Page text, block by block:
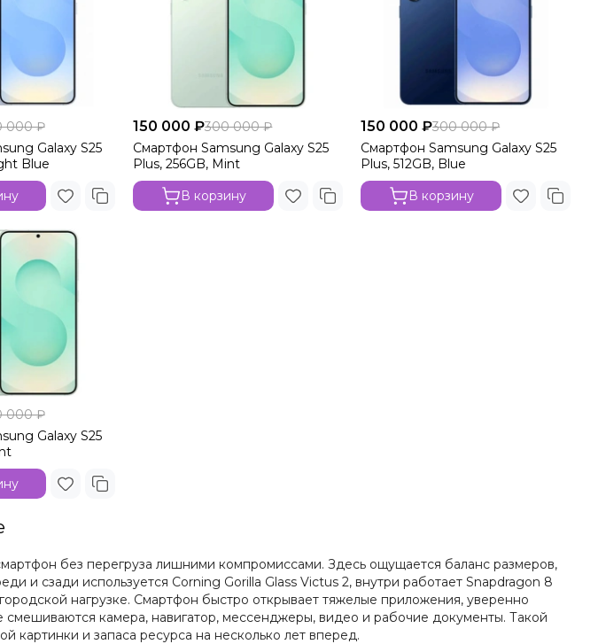
000 ₽
Galaxy S25
Blue
150 000 ₽300 000 ₽
Смартфон Samsung Galaxy S25
Plus, 256GB, Mint
В корзину
150 000 ₽300 000 ₽
Смартфон Samsung Galaxy S25
Plus, 512GB, Blue
В корзину
000 ₽
Galaxy S25
без перегруза лишними компромиссами. Здесь ощущается баланс размеров,
сзади используется Corning Gorilla Glass Victus 2, внутри работает Snapdragon 8
нагрузке. Смартфон быстро открывает тяжелые приложения, уверенно
смешиваются камера, навигатор, мессенджеры, видео и рабочие документы. Такой
картинки и запаса ресурса на несколько лет вперед.